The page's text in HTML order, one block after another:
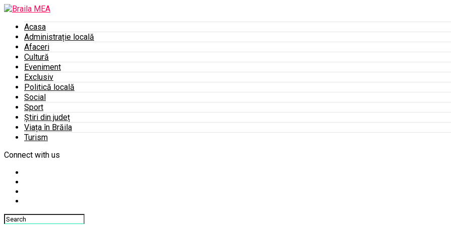
Acasa
Administrație locală
Afaceri
Cultură
Eveniment
Exclusiv
Politică locală
Social
Sport
Știri din județ
Viața în Brăila
Turism
Connect with us